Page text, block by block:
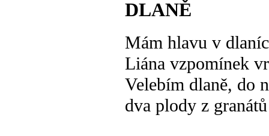
DLANĚ
Mám hlavu v
Liána vzpomínek
Velebím dlaně, do
dva plody z